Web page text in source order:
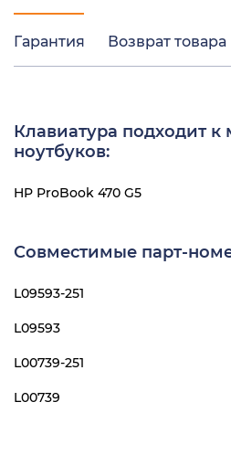
Гарантия Возврат товара
Клавиатура подходит к
ноутбуков:
HP ProBook 470 G5
Совместимые парт-
L09593-251
L09593
L00739-251
L00739